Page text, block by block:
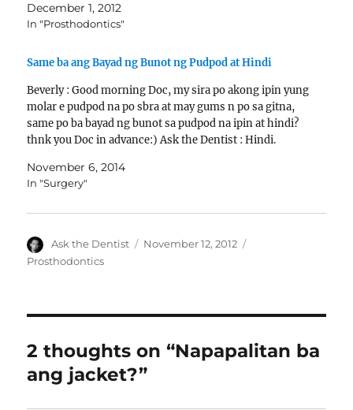
December 1, 2012
In "Prosthodontics"
Same ba ang Bayad ng Bunot ng Pudpod at Hindi
Beverly : Good morning Doc, my sira po akong ipin yung
molar e pudpod na po sbra at may gums n po sa gitna,
same po ba bayad ng bunot sa pudpod na ipin at hindi?
thnk you Doc in advance:) Ask the Dentist : Hindi.
November 6, 2014
In "Surgery"
Author
Ask the Dentist
Posted
November 12, 2012
Prosthodontics
2 thoughts on “Napapalitan ba
ang jacket?”